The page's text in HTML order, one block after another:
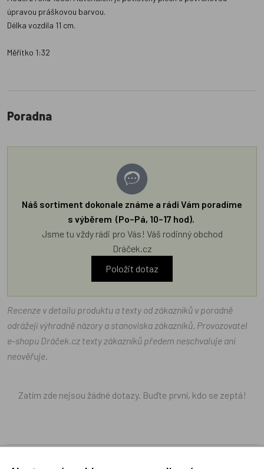
úpravou práškovou barvou.
Délka vozdila 11 cm.
Měřítko 1:32
Poradna
Náš sortiment dokonale známe a rádi Vám poradíme
s výběrem (Po–Pá, 10–17 hod).
Jsme tu vždy rádi pro Vás! Váš rodinný obchod
Dráček.cz
Položit dotaz
Recenze v detailu produktu a texty od zákazníků v poradně
odrážejí výhradně názory a stanoviska zákazníků. Provozovatel
e-shopu Dráček.cz texty zákazníků předem neschvaluje ani
neověřuje.
Zatím zde nejsou žádné dotazy. Buďte první, kdo se zeptá!